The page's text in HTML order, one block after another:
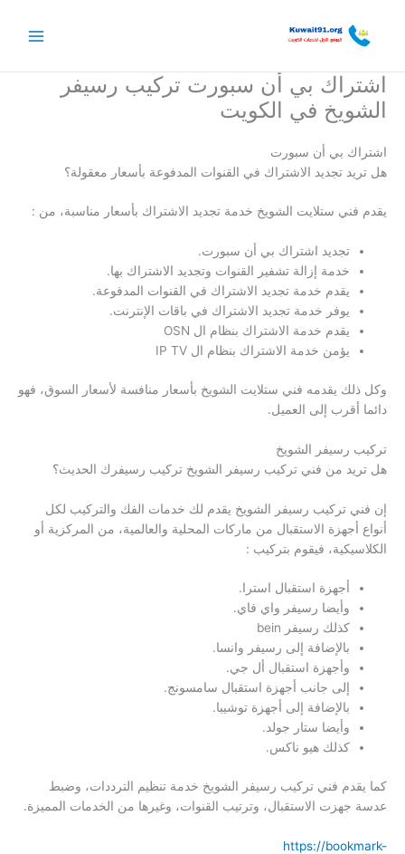
المحتوى
اشتراك بي أن سبورت تركيب رسيفر
الشويخ في الكويت
اشتراك بي أن سبورت
هل تريد تجديد الاشتراك في القنوات المدفوعة بأسعار معقولة؟
يقدم فني ستلايت الشويخ خدمة تجديد الاشتراك بأسعار مناسبة، من :
تجديد اشتراك بي أن سبورت.
خدمة إزالة تشفير القنوات وتجديد الاشتراك بها.
يقدم خدمة تجديد الاشتراك في القنوات المدفوعة.
يوفر خدمة تجديد الاشتراك في باقات الإنترنت.
يقدم خدمة الاشتراك بنظام ال OSN
يؤمن خدمة الاشتراك بنظام ال IP TV
وكل ذلك يقدمه فني ستلايت الشويخ بأسعار منافسة لأسعار السوق، فهو
دائما أقرب إلى العميل.
تركيب رسيفر الشويخ
هل تريد من فني تركيب رسيفر الشويخ تركيب رسيفرك الحديث؟
إن فني تركيب رسيفر الشويخ يقدم لك خدمات الفك والتركيب لكل
أنواع أجهزة الاستقبال من ماركات المحلية والعالمية، من المركزية أو
الكلاسيكية، فيقوم بتركيب :
أجهزة استقبال استرا.
وأيضا رسيفر واي فاي.
كذلك رسيفر bein
بالإضافة إلى رسيفر وانسا.
وأجهزة استقبال أل جي.
إلى جانب أجهزة استقبال سامسونج.
بالإضافة إلى أجهزة توشيبا.
وأيضا ستار جولد.
كذلك هيو ناكس.
كما يقدم فني تركيب رسيفر الشويخ خدمة تنظيم الترددات، وضبط
عدسة جهزت الاستقبال، وترتيب القنوات، وغيرها من الخدمات المميزة.
https://bookmark-